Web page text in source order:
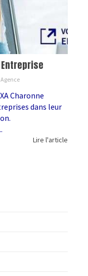
Agence
Charonne
dans leur
Lire l'article